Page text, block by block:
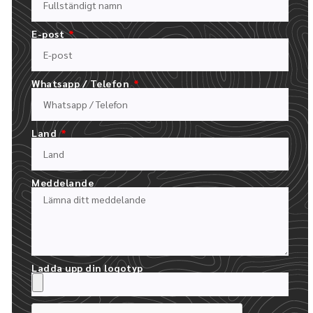
E-post
Whatsapp / Telefon
Land
Meddelande
Ladda upp din logotyp